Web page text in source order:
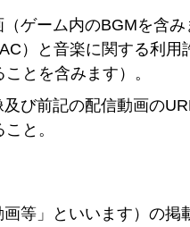
ゲーム内のBGMを含
）と音楽に関する利
とを含みます）。
び前記の配信動画の
と。
等」といいます）の掲